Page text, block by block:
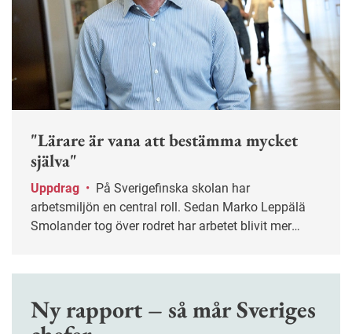
"Lärare är vana att bestämma mycket
själva"
Uppdrag •
arbetsmiljön en central roll. Sedan Marko Leppälä
Smolander tog över rodret har arbetet blivit mer
Ny rapport – så mår Sveriges